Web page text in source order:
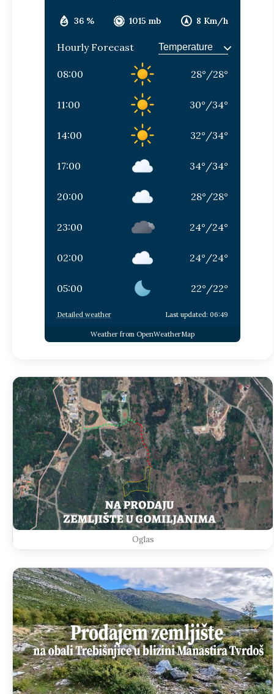
36 % 1015 mb 8 Km/h
Hourly Forecast
08:00 28°/28°
11:00 30°/34°
14:00 32°/34°
17:00 34°/34°
20:00 28°/28°
23:00 24°/24°
02:00 24°/24°
05:00 22°/22°
Detailed weather Last updated: 06:49
Weather from OpenWeatherMap
Oglas